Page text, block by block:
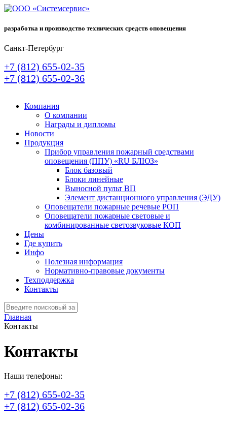
разработка и производство технических средств оповещения
Санкт-Петербург
+7 (812) 655-02-35
+7 (812) 655-02-36
Компания
О компании
Награды и дипломы
Новости
Продукция
Прибор управления пожарный средствами
оповещения (ППУ) «RU БЛЮЗ»
Блок базовый
Блоки линейные
Выносной пульт ВП
Элемент дистанционного управления (ЭДУ)
Оповещатели пожарные речевые РОП
Оповещатели пожарные световые и
комбинированные светозвуковые КОП
Цены
Где купить
Инфо
Полезная информация
Нормативно-правовые документы
Техподдержка
Контакты
Главная
Контакты
Контакты
Наши телефоны:
+7 (812) 655-02-35
+7 (812) 655-02-36